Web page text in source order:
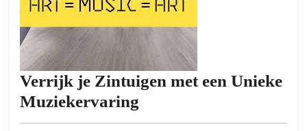
Verrijk je Zintuigen met een Unieke
Muziekervaring
je